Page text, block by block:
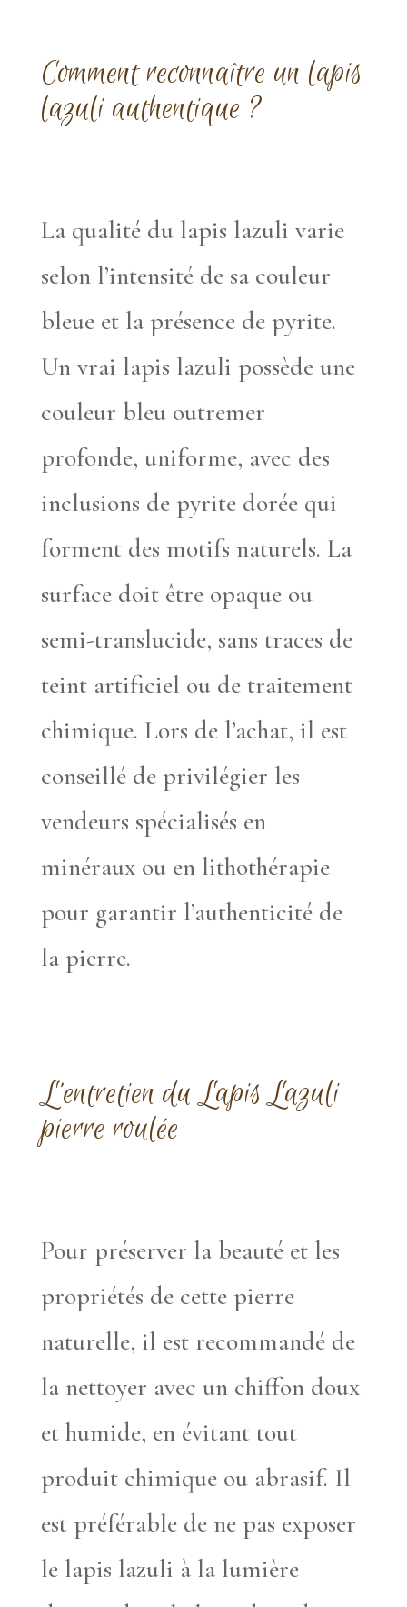
Comment reconnaître un lapis
lazuli authentique ?
La qualité du lapis lazuli varie
selon l’intensité de sa couleur
bleue et la présence de pyrite.
Un vrai lapis lazuli possède une
couleur bleu outremer
profonde, uniforme, avec des
inclusions de pyrite dorée qui
forment des motifs naturels. La
surface doit être opaque ou
semi-translucide, sans traces de
teint artificiel ou de traitement
chimique. Lors de l’achat, il est
conseillé de privilégier les
vendeurs spécialisés en
minéraux ou en lithothérapie
pour garantir l’authenticité de
la pierre.
L’entretien du Lapis Lazuli
pierre roulée
Pour préserver la beauté et les
propriétés de cette pierre
naturelle, il est recommandé de
la nettoyer avec un chiffon doux
et humide, en évitant tout
produit chimique ou abrasif. Il
est préférable de ne pas exposer
le lapis lazuli à la lumière